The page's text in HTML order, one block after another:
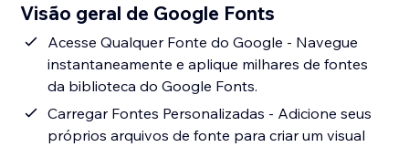
Visão geral de Google Fonts
Acesse Qualquer Fonte do Google - Navegue
instantaneamente e aplique milhares de fontes
da biblioteca do Google Fonts.
Carregar Fontes Personalizadas - Adicione seus
próprios arquivos de fonte para criar um visual